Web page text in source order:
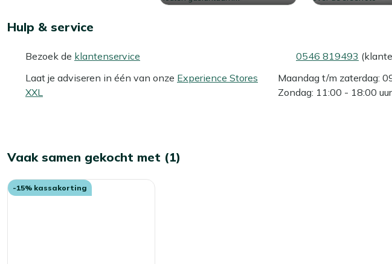
Hulp & service
Bezoek de klantenservice
Laat je adviseren in één van onze Experience Stores
XXL
0546 819493
Maandag t/m zaterdag:
Zondag: 11:00 - 18:00 uur
Vaak samen gekocht met (1)
-15% kassakorting